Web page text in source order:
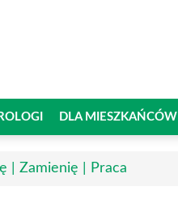
DLA MIESZKAŃCÓW
| Zamienię | Praca